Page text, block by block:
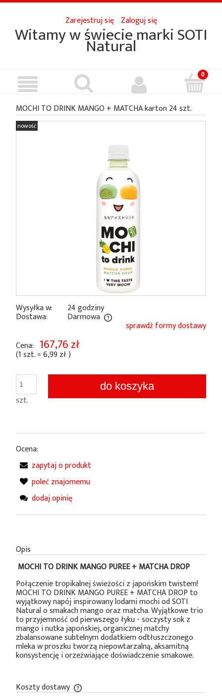
Zarejestruj się Zaloguj się
Witamy w świecie marki SOTI
Natural
MOCHI TO DRINK MANGO + MATCHA karton 24 szt.
nowość
Wysyłka w: 24 godziny
Dostawa: Darmowa
Cena nie zawiera ewentualnych kosztów płatnościsprawdź formy dostawy
Cena: 167,76 zł
(1szt.=6,99 zł)
szt.
do koszyka
Ocena:
zapytaj o produkt
poleć znajomemu
dodaj opinię
Opis
MOCHI TO DRINK MANGO PUREE + MATCHA DROP
Połączenie tropikalnej świeżości z japońskim twistem!
MOCHI TO DRINK MANGO PUREE + MATCHA DROP to
wyjątkowy napój inspirowany lodami mochi od SOTI
Natural o smakach mango oraz matcha. Wyjątkowe trio
to przyjemność od pierwszego łyku - soczysty sok z
mango i nutka japońskiej, organicznej matchy
zbalansowane subtelnym dodatkiem odtłuszczonego
mleka w proszku tworzą niepowtarzalną, aksamitną
konsystencję i orzeźwiające doświadczenie smakowe.
Koszty dostawy